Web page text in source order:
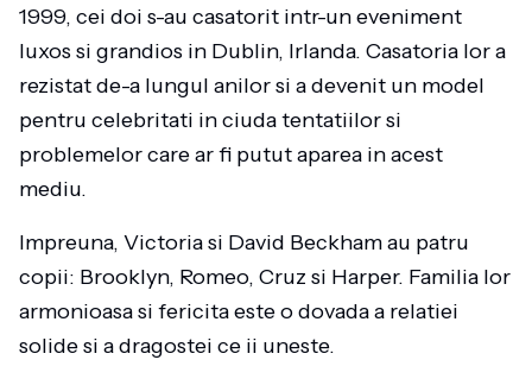
1999, cei doi s-au casatorit intr-un eveniment
luxos si grandios in Dublin, Irlanda. Casatoria lor a
rezistat de-a lungul anilor si a devenit un model
pentru celebritati in ciuda tentatiilor si
problemelor care ar fi putut aparea in acest
mediu.
Impreuna, Victoria si David Beckham au patru
copii: Brooklyn, Romeo, Cruz si Harper. Familia lor
armonioasa si fericita este o dovada a relatiei
solide si a dragostei ce ii uneste.